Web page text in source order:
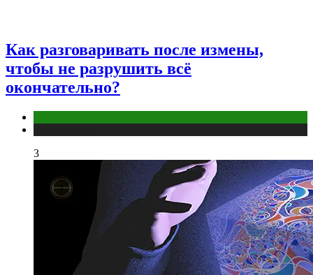
Как разговаривать после измены,
чтобы не разрушить всё
окончательно?
3